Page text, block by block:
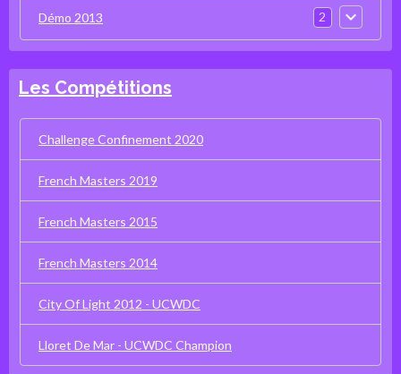
Démo 2013 2
Les Compétitions
Challenge Confinement 2020
French Masters 2019
French Masters 2015
French Masters 2014
City Of Light 2012 - UCWDC
Lloret De Mar - UCWDC Champion